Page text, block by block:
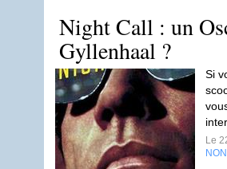
Night Call : un
Gyllenhaal ?
Si
Le